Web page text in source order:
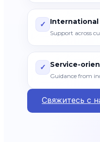
✓
Support across
✓ Service-
Guidance from
Свяжитесь с